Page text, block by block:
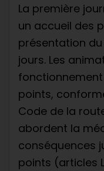
La première
un accueil des
présentation
jours. Les
points,
Code de la
abordent la
conséquences
points (articles